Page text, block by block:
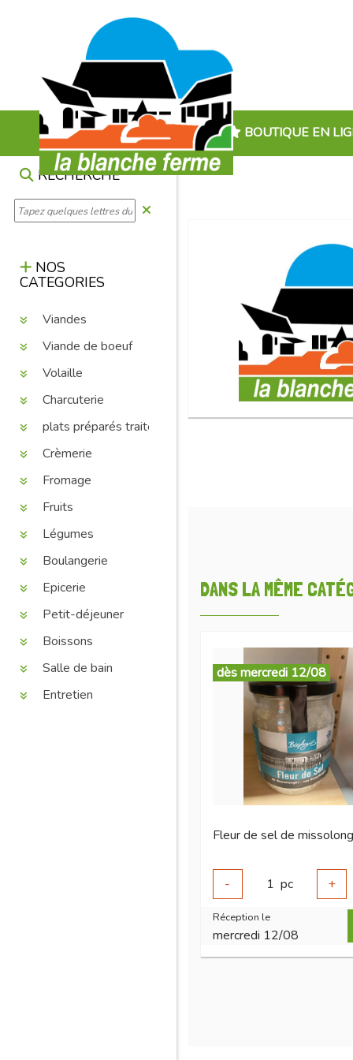
BOUTIQUE EN
RECHERCHE
NOS
CATEGORIES
Viandes
Viande de boeuf
Volaille
Charcuterie
plats préparés traiteur
Crèmerie
Fromage
Fruits
Légumes
Boulangerie
Epicerie
Petit-déjeuner
Boissons
Salle de bain
Entretien
DANS LA MÊME
dès mercredi 12/08
- 1 pc +
Réception le
mercredi 12/08